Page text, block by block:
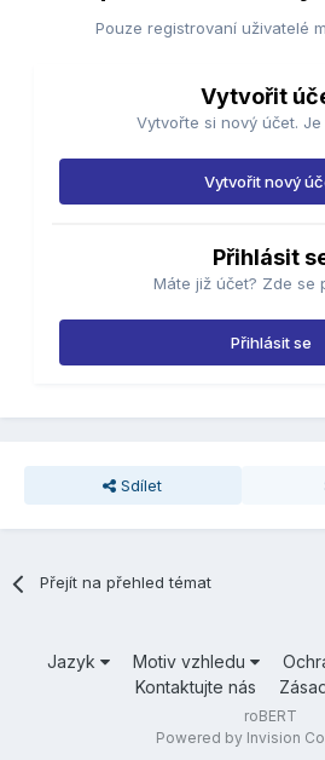
Pouze registrovaní uživatelé
Vytvořit
Vytvořte si nový účet.
Vytvořit nový
Přihlásit
Máte již účet? Zde se
Přihlásit se
Sdílet
Přejít na přehled témat
Jazyk Motiv vzhledu
Kontaktujte nás
roBERT
Powered by Invision